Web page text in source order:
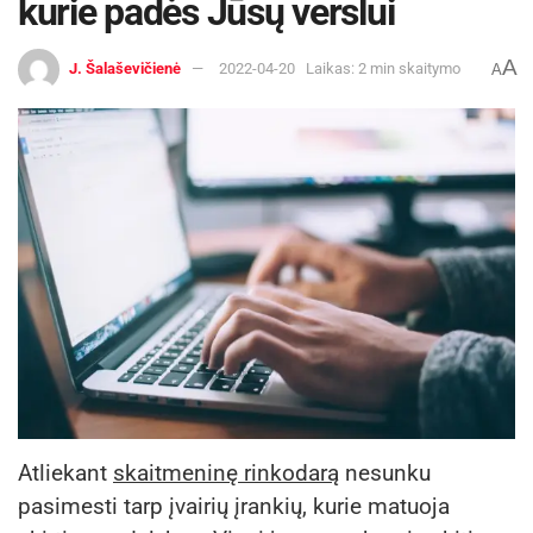
kurie padės Jūsų verslui
J. Šalaševičienė 2022-04-20 Laikas: 2 min skaitymo AA
Atliekant skaitmeninę rinkodarą nesunku
pasimesti tarp įvairių įrankių, kurie matuoja